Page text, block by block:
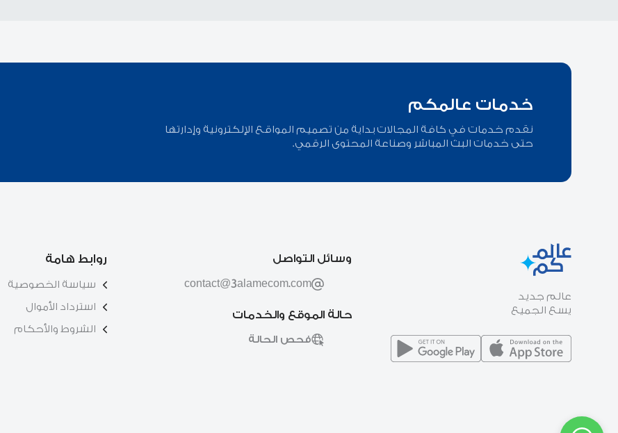
خدمات عالمكم
نقدم خدمات في كافة المجالات بداية من تصميم المواقع الإلكترونية وإدارتها
حتى خدمات البث المباشر وصناعة المحتوى الرقمي.
عالم جديد
يسع الجميع
وسائل التواصل
contact@3alamecom.com
حالة الموقع والخدمات
فحص الحالة
روابط هامة
سياسة الخصوصية
استرداد الأموال
الشروط والأحكام